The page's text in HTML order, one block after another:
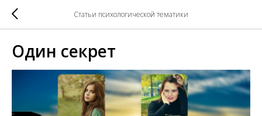
Статьи психологической тематики
Один секрет